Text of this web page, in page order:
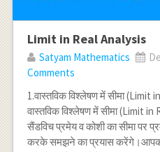
Limit in Real Analysis
Satyam Mathematics
Comments
1.वास्तविक विश्लेषण में सीमा (Limit
वास्तविक विश्लेषण में सीमा (Limit
सैंडविच प्रमेय व कोशी का सीमा पर
करके समझने का प्रयास करेंगे।आपको